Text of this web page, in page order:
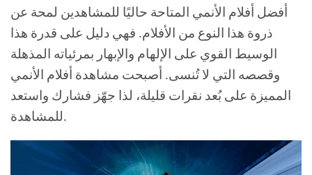
أفضل أفلام الأنمي المتاحة حاليًا للمشاهدين لمحة عن
ذروة هذا النوع من الأفلام. فهي دليل على قدرة هذا
الوسيط القوي على الإلهام والإبهار بمرئياته المذهلة
وقصصه التي لا تُنسى. أصبحت مشاهدة أفلام الأنمي
المميزة على بُعد نقرات قليلة، لذا جهّز فشارك واستعد
للمشاهدة.